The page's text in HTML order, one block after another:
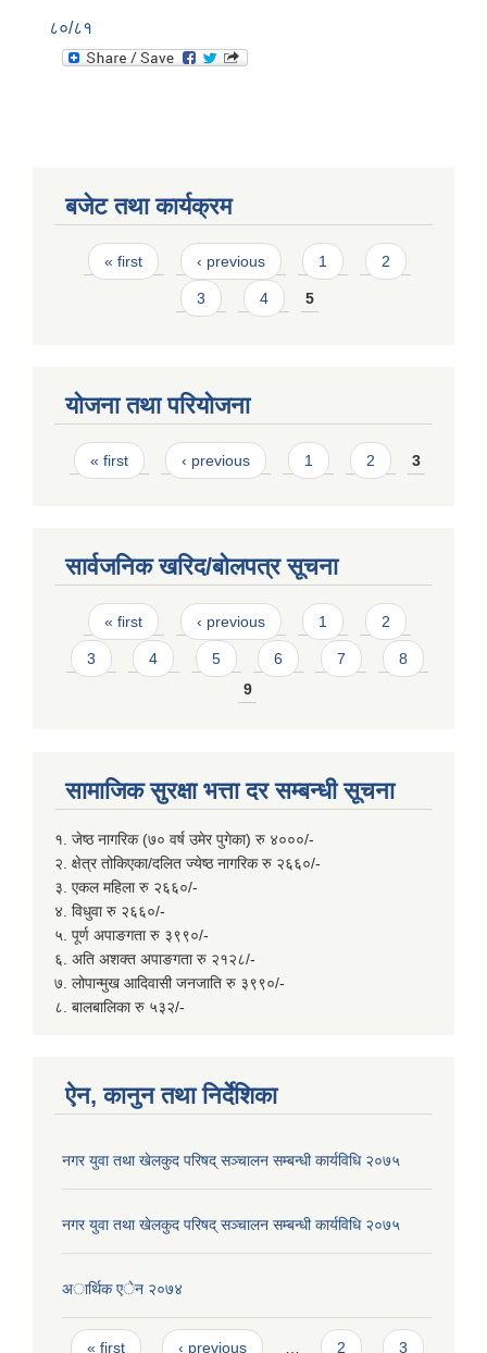
८०/८१
बजेट तथा कार्यक्रम
Pages
« first ‹ previous 1 2
3 4 5
योजना तथा परियोजना
Pages
« first ‹ previous 1 2 3
सार्वजनिक खरिद/बोलपत्र सूचना
Pages
« first ‹ previous 1 2
3 4 5 6 7
8
9
सामाजिक सुरक्षा भत्ता दर सम्बन्धी सूचना
१. जेष्ठ नागरिक (७० वर्ष उमेर पुगेका) रु ४०००/-
२. क्षेत्र तोकिएका/दलित ज्येष्ठ नागरिक रु २६६०/-
३. एकल महिला रु २६६०/-
४. विधुवा रु २६६०/-
५. पूर्ण अपाङगता रु ३९९०/-
६. अति अशक्त अपाङगता रु २१२८/-
७. लोपान्मुख आदिवासी जनजाति रु ३९९०/-
८. बालबालिका रु ५३२/-
ऐन, कानुन तथा निर्देशिका
नगर युवा तथा खेलकुद परिषद् सञ्चालन सम्बन्धी कार्यविधि २०७५
नगर युवा तथा खेलकुद परिषद् सञ्चालन सम्बन्धी कार्यविधि २०७५
अार्थिक एेन २०७४
« first ‹ previous … 2 3